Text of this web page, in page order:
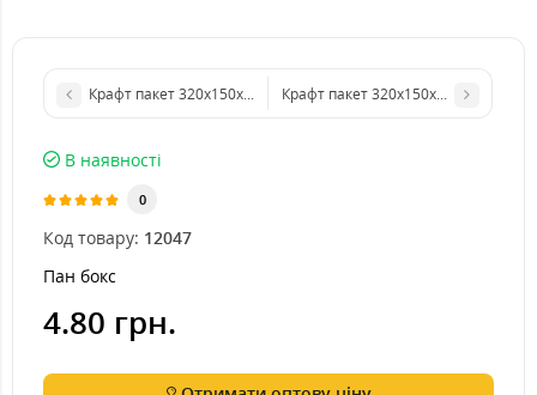
Крафт пакет 320х150х350 мм без ручокКрафт пакет 320х150х420 мм без
В наявності
0
Код товару: 12047
Пан бокс
4.80 грн.